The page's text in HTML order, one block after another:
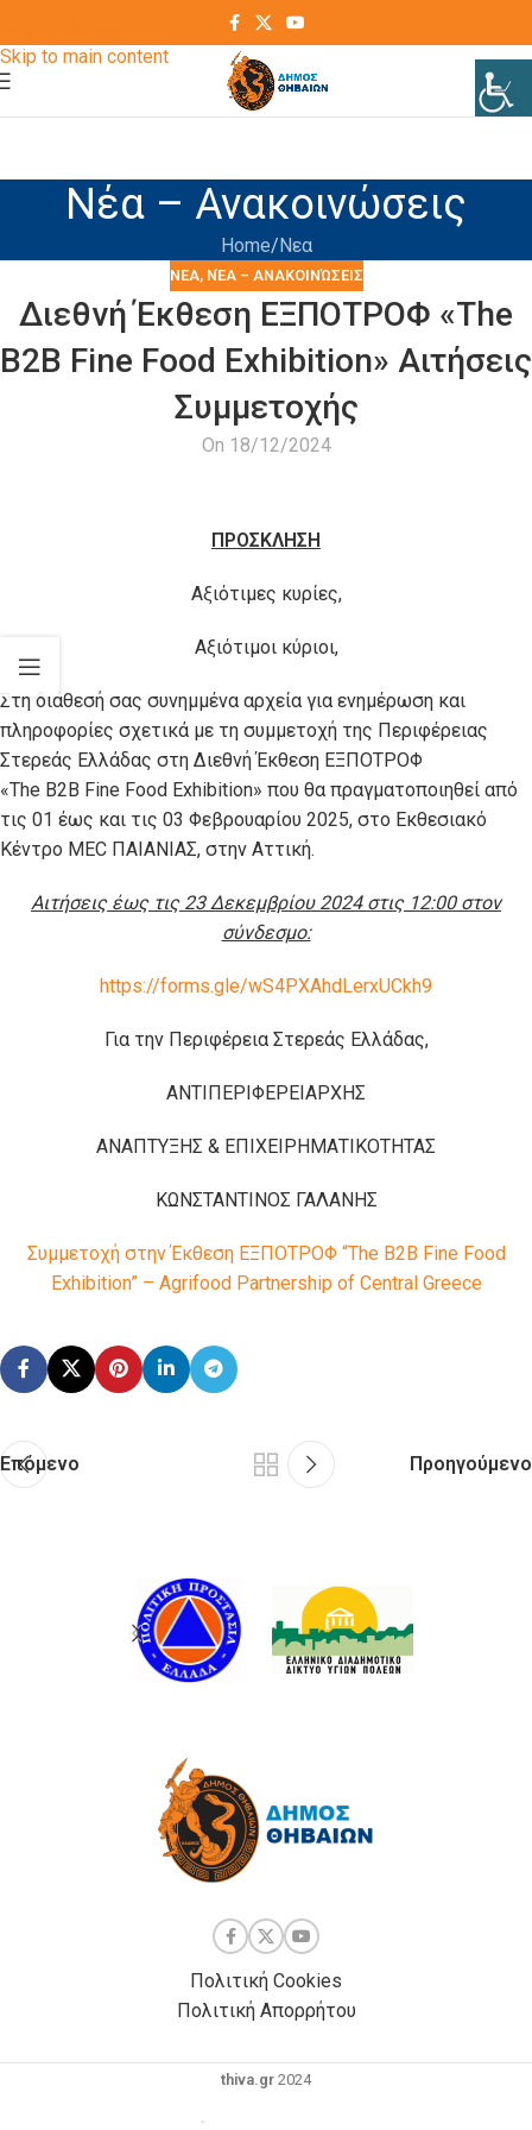
Skip to main content
Νέα – Ανακοινώσεις
Home Νεα
ΝΕΑ, ΝΈΑ – ΑΝΑΚΟΙΝΏΣΕΙΣ
Διεθνή Έκθεση ΕΞΠΟΤΡΟΦ «The
B2B Fine Food Exhibition» Αιτήσεις
Συμμετοχής
On 18/12/2024
ΠΡΟΣΚΛΗΣΗ
Αξιότιμες κυρίες,
Αξιότιμοι κύριοι,
Στη διάθεσή σας συνημμένα αρχεία για ενημέρωση και
πληροφορίες σχετικά με τη συμμετοχή της Περιφέρειας
Στερεάς Ελλάδας στη Διεθνή Έκθεση ΕΞΠΟΤΡΟΦ
«The B2B Fine Food Exhibition» που θα πραγματοποιηθεί από
τις 01 έως και τις 03 Φεβρουαρίου 2025, στο Εκθεσιακό
Κέντρο MEC ΠΑΙΑΝΙΑΣ, στην Αττική.
Αιτήσεις έως τις 23 Δεκεμβρίου 2024 στις 12:00 στον
σύνδεσμο:
https://forms.gle/wS4PXAhdLerxUCkh9
Για την Περιφέρεια Στερεάς Ελλάδας,
ΑΝΤΙΠΕΡΙΦΕΡΕΙΑΡΧΗΣ
ΑΝΑΠΤΥΞΗΣ & ΕΠΙΧΕΙΡΗΜΑΤΙΚΟΤΗΤΑΣ
ΚΩΝΣΤΑΝΤΙΝΟΣ ΓΑΛΑΝΗΣ
Συμμετοχή στην Έκθεση ΕΞΠΟΤΡΟΦ “The B2B Fine Food
Exhibition” – Agrifood Partnership of Central Greece
Επόμενο Προηγούμενο
Πολιτική Cookies
Πολιτική Απορρήτου
thiva.gr 2024